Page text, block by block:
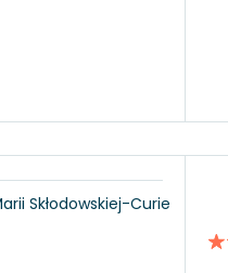
Skłodowskiej-Curie